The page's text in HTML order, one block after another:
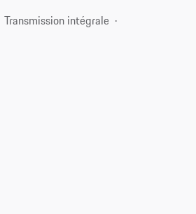
Transmission intégrale